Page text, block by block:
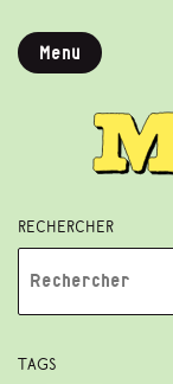
Menu
Rechercher
Tags